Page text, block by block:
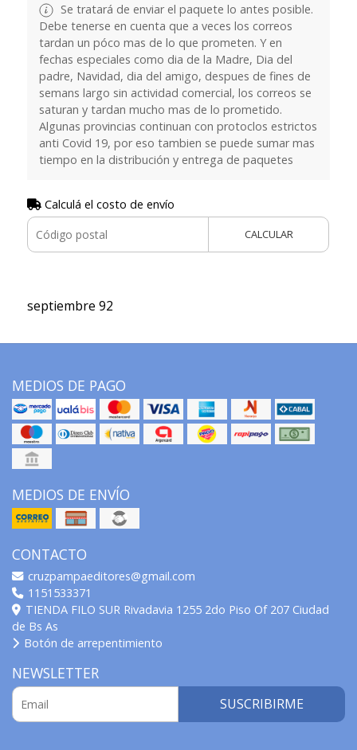
Se tratará de enviar el paquete lo antes posible.
Debe tenerse en cuenta que a veces los correos
tardan un póco mas de lo que prometen. Y en
fechas especiales como dia de la Madre, Dia del
padre, Navidad, dia del amigo, despues de fines de
semans largo sin actividad comercial, los correos se
saturan y tardan mucho mas de lo prometido.
Algunas provincias continuan con protoclos estrictos
anti Covid 19, por eso tambien se puede sumar mas
tiempo en la distribución y entrega de paquetes
Calculá el costo de envío
CALCULAR
septiembre 92
MEDIOS DE PAGO
MEDIOS DE ENVÍO
CONTACTO
cruzpampaeditores@gmail.com
1151533371
TIENDA FILO SUR Rivadavia 1255 2do Piso Of 207 Ciudad
de Bs As
Botón de arrepentimiento
NEWSLETTER
SUSCRIBIRME